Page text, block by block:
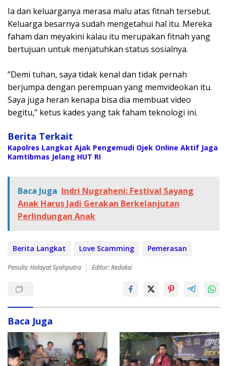
‎Ia dan keluarganya merasa malu atas fitnah tersebut.
Keluarga besarnya sudah mengetahui hal itu. Mereka
faham dan meyakini kalau itu merupakan fitnah yang
bertujuan untuk menjatuhkan status sosialnya.
‎”Demi tuhan, saya tidak kenal dan tidak pernah
berjumpa dengan perempuan yang memvideokan itu.
Saya juga heran kenapa bisa dia membuat video
begitu,” ketus kades yang tak faham teknologi ini.
Berita Terkait
Kapolres Langkat Ajak Pengemudi Ojek Online Aktif Jaga
Kamtibmas Jelang HUT RI
Baca Juga Indri Nugraheni: Festival Sayang
Anak Harus Jadi Gerakan Berkelanjutan
Perlindungan Anak
Berita Langkat Love Scamming Pemerasan
Penulis: Hidayat Syahputra Editor: Redaksi
Baca Juga